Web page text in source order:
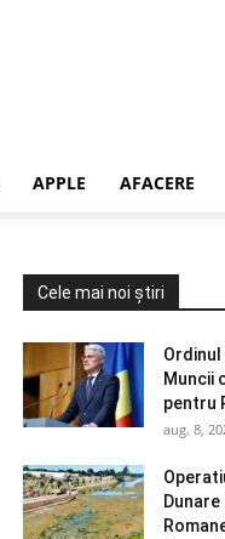
APPLE AFACERE
Cele mai noi știri
Ordinul
Muncii
pentru
aug. 8,